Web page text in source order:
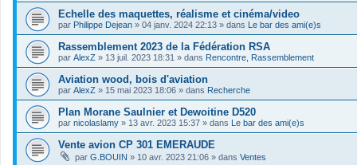
Echelle des maquettes, réalisme et cinéma/video
par Philippe Dejean » 04 janv. 2024 22:13 » dans Le bar des ami(e)s
Rassemblement 2023 de la Fédération RSA
par AlexZ » 13 juil. 2023 18:31 » dans Rencontre, Rassemblement
Aviation wood, bois d'aviation
par AlexZ » 15 mai 2023 18:06 » dans Recherche
Plan Morane Saulnier et Dewoitine D520
par nicolaslamy » 13 avr. 2023 15:37 » dans Le bar des ami(e)s
Vente avion CP 301 EMERAUDE
par G.BOUIN » 10 avr. 2023 21:06 » dans Ventes